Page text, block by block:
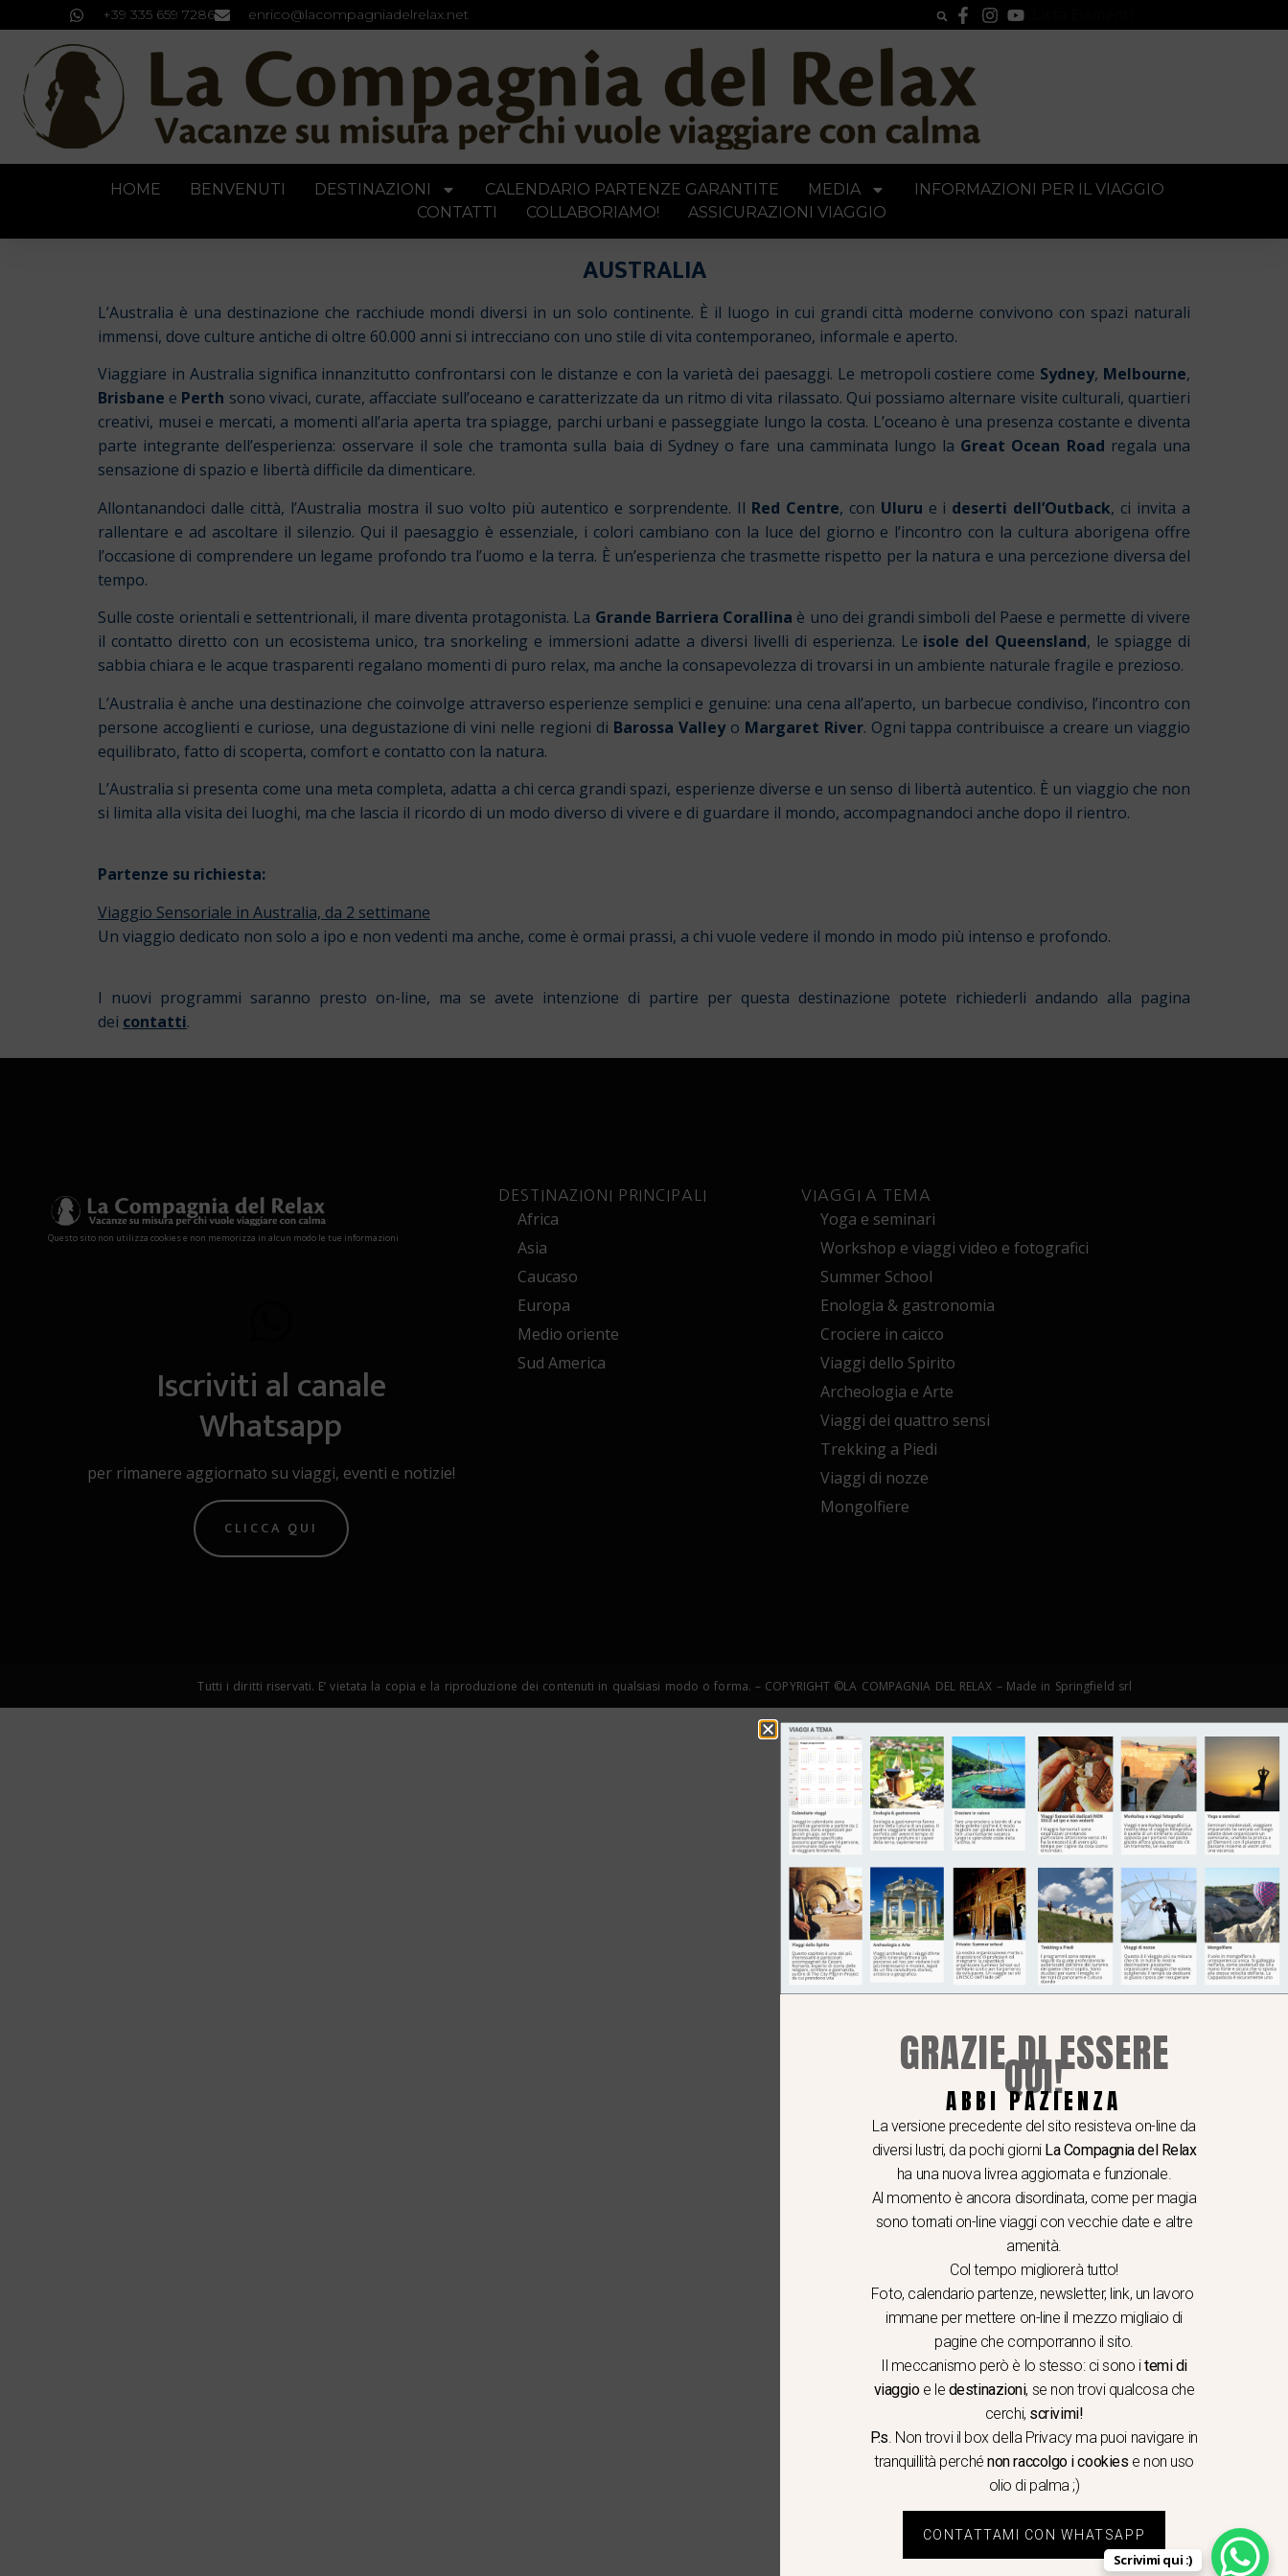
+39 335 659 7286 enrico@lacompagniadelrelax.net
HOME BENVENUTI DESTINAZIONI CALENDARIO PARTENZE GARANTITE MEDIA
INFORMAZIONI PER IL VIAGGIO
CONTATTI
COLLABORIAMO! ASSICURAZIONI VIAGGIO
AUSTRALIA
L’Australia è una destinazione che racchiude mondi diversi in un solo continente. È il luogo in cui grandi città moderne convivono con spazi naturali
immensi, dove culture antiche di oltre 60.000 anni si intrecciano con uno stile di vita contemporaneo, informale e aperto.
Viaggiare in Australia significa innanzitutto confrontarsi con le distanze e con la varietà dei paesaggi. Le metropoli costiere come Sydney, Melbourne,
Brisbane e Perth sono vivaci, curate, affacciate sull’oceano e caratterizzate da un ritmo di vita rilassato. Qui possiamo alternare visite culturali, quartieri
creativi, musei e mercati, a momenti all’aria aperta tra spiagge, parchi urbani e passeggiate lungo la costa. L’oceano è una presenza costante e diventa
parte integrante dell’esperienza: osservare il sole che tramonta sulla baia di Sydney o fare una camminata lungo la Great Ocean Road regala una
sensazione di spazio e libertà difficile da dimenticare.
Allontanandoci dalle città, l’Australia mostra il suo volto più autentico e sorprendente. Il Red Centre, con Uluru e i deserti dell’Outback, ci invita a
rallentare e ad ascoltare il silenzio. Qui il paesaggio è essenziale, i colori cambiano con la luce del giorno e l’incontro con la cultura aborigena offre
l’occasione di comprendere un legame profondo tra l’uomo e la terra. È un’esperienza che trasmette rispetto per la natura e una percezione diversa del
tempo.
Sulle coste orientali e settentrionali, il mare diventa protagonista. La Grande Barriera Corallina è uno dei grandi simboli del Paese e permette di vivere
il contatto diretto con un ecosistema unico, tra snorkeling e immersioni adatte a diversi livelli di esperienza. Le isole del Queensland, le spiagge di
sabbia chiara e le acque trasparenti regalano momenti di puro relax, ma anche la consapevolezza di trovarsi in un ambiente naturale fragile e prezioso.
L’Australia è anche una destinazione che coinvolge attraverso esperienze semplici e genuine: una cena all’aperto, un barbecue condiviso, l’incontro con
persone accoglienti e curiose, una degustazione di vini nelle regioni di Barossa Valleyo Margaret River. Ogni tappa contribuisce a creare un viaggio
equilibrato, fatto di scoperta, comfort e contatto con la natura.
L’Australia si presenta come una meta completa, adatta a chi cerca grandi spazi, esperienze diverse e un senso di libertà autentico. È un viaggio che non
si limita alla visita dei luoghi, ma che lascia il ricordo di un modo diverso di vivere e di guardare il mondo, accompagnandoci anche dopo il rientro.
Partenze su richiesta:
Viaggio Sensoriale in Australia, da 2 settimane
Un viaggio dedicato non solo a ipo e non vedenti ma anche, come è ormai prassi, a chi vuole vedere il mondo in modo più intenso e profondo.
I nuovi programmi saranno presto on-line, ma se avete intenzione di partire per questa destinazione potete richiederli andando alla pagina
dei contatti.
Questo sito non utilizza cookies e non memorizza in alcun modo le tue informazioni
Iscriviti al canale
Whatsapp
per rimanere aggiornato su viaggi, eventi e notizie!
CLICCA QUI
DESTINAZIONI PRINCIPALI
Africa
Asia
Caucaso
Europa
Medio oriente
Sud America
VIAGGI A TEMA
Yoga e seminari
Workshop e viaggi video e fotografici
Summer School
Enologia & gastronomia
Crociere in caicco
Viaggi dello Spirito
Archeologia e Arte
Viaggi dei quattro sensi
Trekking a Piedi
Viaggi di nozze
Mongolfiere
Tutti i diritti riservati. E’ vietata la copia e la riproduzione dei contenuti in qualsiasi modo o forma. – COPYRIGHT ©LA COMPAGNIA DEL RELAX – Made in Springfield srl
Scrivimi qui :)
GRAZIE DI ESSERE
QUI!
ABBI PAZIENZA
La versione precedente del sito resisteva on-line da
diversi lustri, da pochi giorni La Compagnia del Relax
ha una nuova livrea aggiornata e funzionale.
Al momento è ancora disordinata, come per magia
sono tornati on-line viaggi con vecchie date e altre
amenità.
Col tempo migliorerà tutto!
Foto, calendario partenze, newsletter, link, un lavoro
immane per mettere on-line il mezzo migliaio di
pagine che comporranno il sito.
Il meccanismo però è lo stesso: ci sono itemi di
viaggioe le destinazioni, se non trovi qualcosa che
cerchi, scrivimi!
P.s. Non trovi il box della Privacy ma puoi navigare in
tranquillitàperchénon raccolgo i cookies e non uso
olio di palma ;)
CONTATTAMI CON WHATSAPP